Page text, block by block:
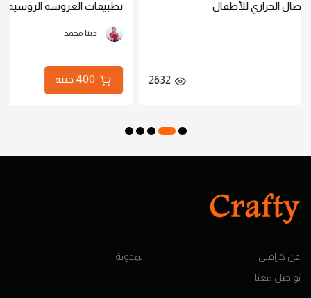
تطبيقات العروسة الروسية
400 جنيه
عن كرافتى
المدونة
تواصل معنا